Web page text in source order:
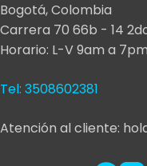
Bogotá, Colombia
Carrera 70 66b - 14
Horario: L-V 9am a 7pm
Tel: 3508602381
Atención al cliente: